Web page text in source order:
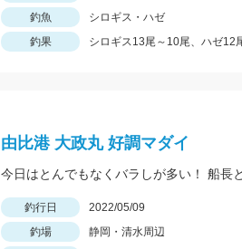
釣魚
シロギス・ハゼ
釣果
シロギス13尾～10尾、ハゼ12
由比港 大政丸 好調マダイ
釣行日 2022/05/09
釣場
静岡・清水周辺